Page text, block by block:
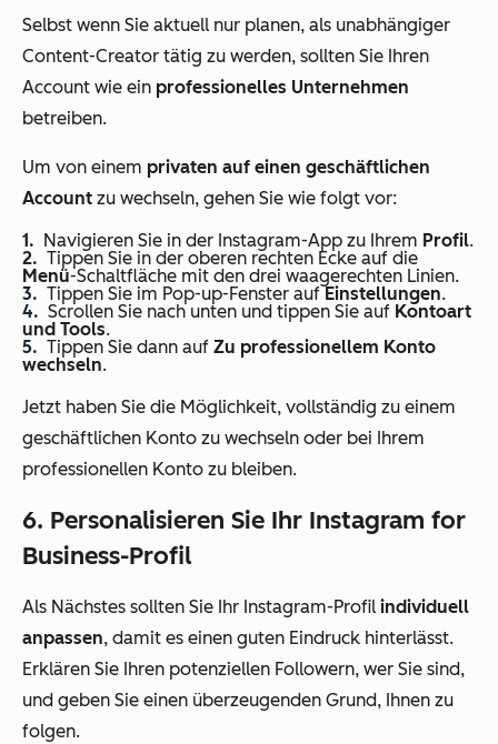
Selbst wenn Sie aktuell nur planen, als unabhängiger
Content-Creator tätig zu werden, sollten Sie Ihren
Account wie ein professionelles Unternehmen
betreiben.
Um von einem privaten auf einen geschäftlichen
Account zu wechseln, gehen Sie wie folgt vor:
Navigieren Sie in der Instagram-App zu Ihrem Profil.
Tippen Sie in der oberen rechten Ecke auf die
Menü-Schaltfläche mit den drei waagerechten Linien.
Tippen Sie im Pop-up-Fenster auf Einstellungen.
Scrollen Sie nach unten und tippen Sie auf Kontoart
und Tools.
Tippen Sie dann auf Zu professionellem Konto
wechseln.
Jetzt haben Sie die Möglichkeit, vollständig zu einem
geschäftlichen Konto zu wechseln oder bei Ihrem
professionellen Konto zu bleiben.
6. Personalisieren Sie Ihr Instagram for
Business-Profil
Als Nächstes sollten Sie Ihr Instagram-Profil individuell
anpassen, damit es einen guten Eindruck hinterlässt.
Erklären Sie Ihren potenziellen Followern, wer Sie sind,
und geben Sie einen überzeugenden Grund, Ihnen zu
folgen.